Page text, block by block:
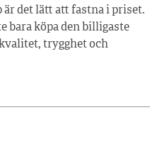
det lätt att fastna i priset.
bara köpa den billigaste
trygghet och